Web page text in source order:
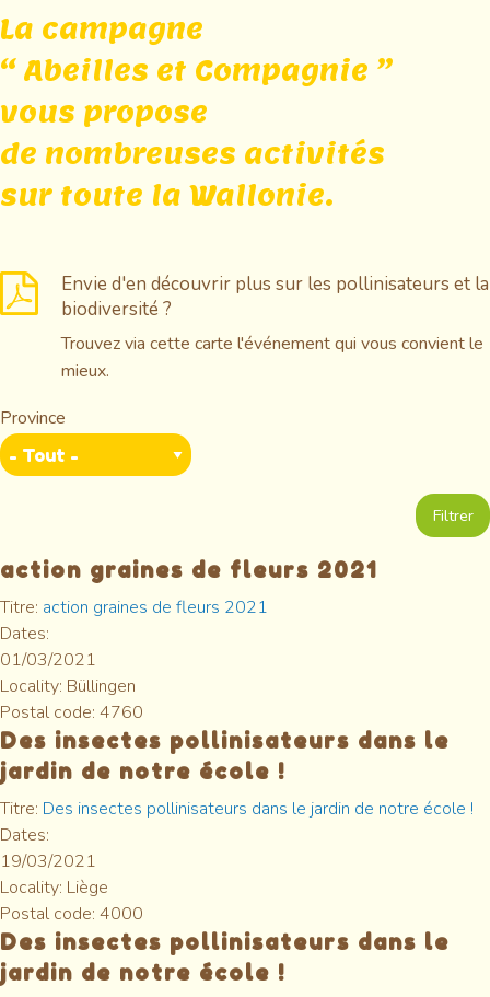
La campagne
“ Abeilles et Compagnie ”
vous propose
de nombreuses activités
sur toute la Wallonie.
Envie d'en découvrir plus sur les pollinisateurs et la
biodiversité ?
Trouvez via cette carte l'événement qui vous convient le
mieux.
Province
action graines de fleurs 2021
Titre: action graines de fleurs 2021
Dates:
01/03/2021
Locality: Büllingen
Postal code: 4760
Des insectes pollinisateurs dans le
jardin de notre école !
Titre: Des insectes pollinisateurs dans le jardin de notre école !
Dates:
19/03/2021
Locality: Liège
Postal code: 4000
Des insectes pollinisateurs dans le
jardin de notre école !